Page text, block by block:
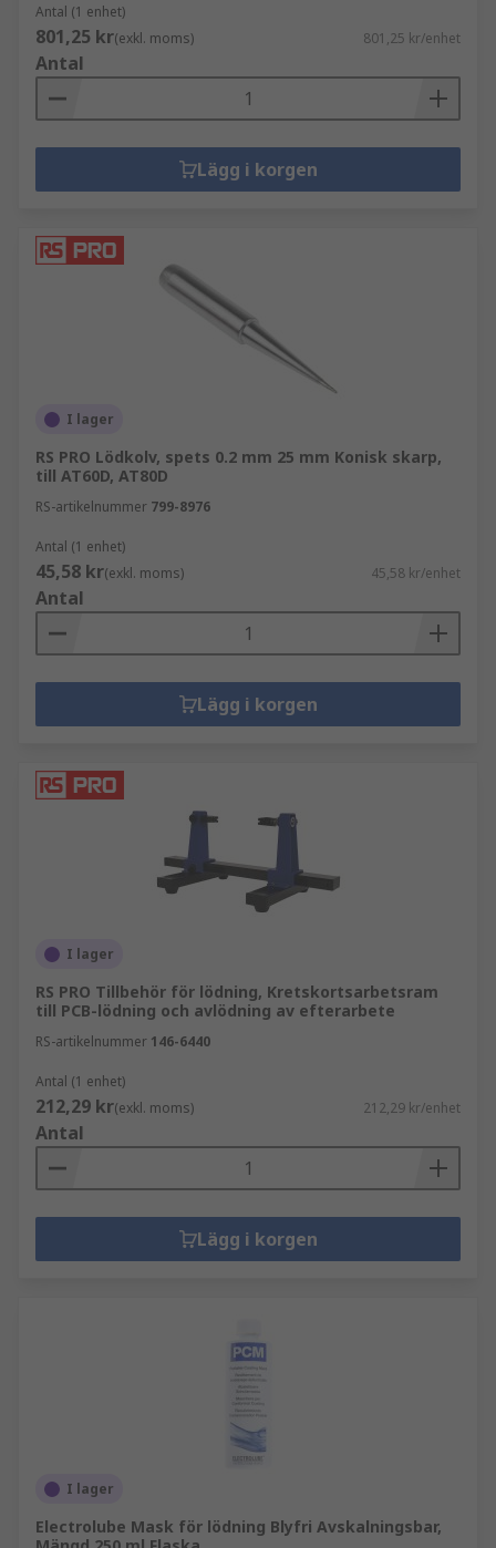
Antal (1 enhet)
801,25 kr(exkl. moms) 801,25 kr/enhet
Antal
Lägg i korgen
I lager
RS PRO Lödkolv, spets 0.2 mm 25 mm Konisk skarp,
till AT60D, AT80D
RS-artikelnummer 799-8976
Antal (1 enhet)
45,58 kr(exkl. moms) 45,58 kr/enhet
Antal
Lägg i korgen
I lager
RS PRO Tillbehör för lödning, Kretskortsarbetsram
till PCB-lödning och avlödning av efterarbete
RS-artikelnummer 146-6440
Antal (1 enhet)
212,29 kr(exkl. moms) 212,29 kr/enhet
Antal
Lägg i korgen
I lager
Electrolube Mask för lödning Blyfri Avskalningsbar,